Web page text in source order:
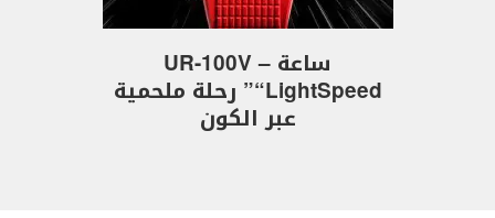
ساعة UR-100V –
“LightSpeed” رحلة ملحمية
عبر الكون